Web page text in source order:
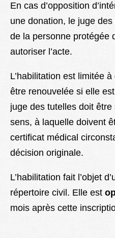
En cas d’opposition
une donation, le juge
de la personne protégée
autoriser l’acte.
L’habilitation est limitée à
être renouvelée si elle
juge des tutelles doit être
sens, à laquelle doivent
certificat médical
décision originale.
L’habilitation fait l’objet
répertoire civil. Elle est
mois après cette